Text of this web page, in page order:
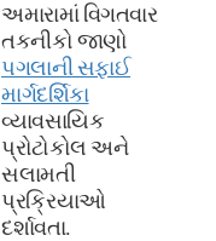
અમારામાં વિગતવાર
તકનીકો જાણો
પગલાની સફાઈ
માર્ગદર્શિકા
વ્યાવસાયિક
પ્રોટોકોલ અને
સલામતી
પ્રક્રિયાઓ
દર્શાવતા.